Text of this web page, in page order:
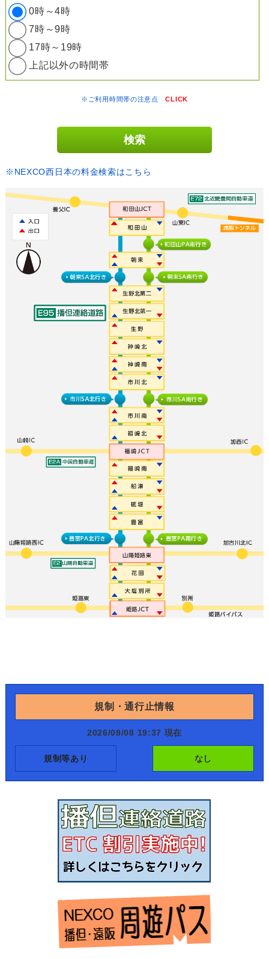
0時～4時
7時～9時
17時～19時
上記以外の時間帯
※ご利用時間帯の注意点CLICK
※NEXCO西日本の料金検索はこちら
規制・通行止情報
2026/08/08 19:37 現在
規制等あり なし